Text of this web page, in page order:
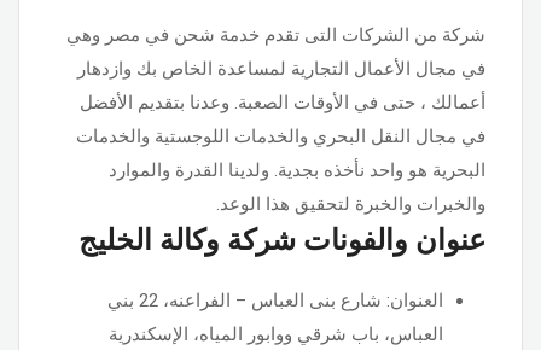
شركة من الشركات التى تقدم خدمة شحن في مصر وهي
في مجال الأعمال التجارية لمساعدة الخاص بك وازدهار
أعمالك ، حتى في الأوقات الصعبة. وعدنا بتقديم الأفضل
في مجال النقل البحري والخدمات اللوجستية والخدمات
البحرية هو واحد نأخذه بجدية. ولدينا القدرة والموارد
والخبرات والخبرة لتحقيق هذا الوعد.
عنوان والفونات شركة وكالة الخليج
العنوان: شارع بنى العباس – الفراعنه، 22 بني
العباس، باب شرقي ووابور المياه، الإسكندرية